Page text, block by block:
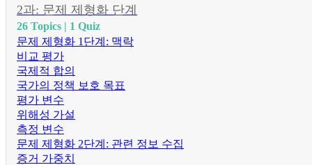
2과: 문제 제형화 단계
26 Topics | 1 Quiz
문제 제형화 1단계: 맥락
비교 평가
국제적 합의
국가의 정책 보호 목표
평가 변수
위해성 가설
측정 변수
문제 제형화 2단계: 관련 정보 수집
증거 가중치